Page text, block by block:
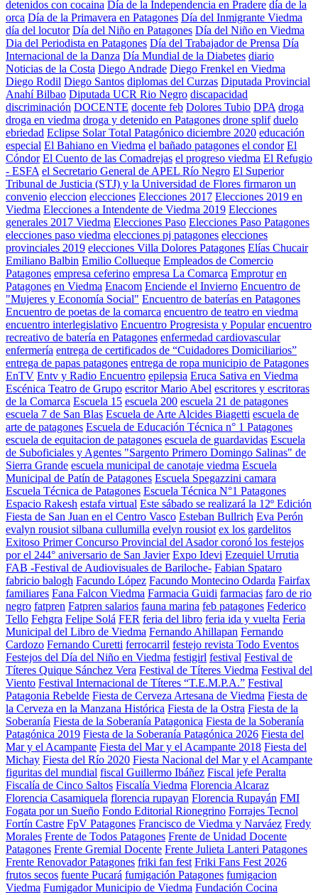
detenidos con cocaina Día de la Independencia en Pradere día de la
orca Día de la Primavera en Patagones Día del Inmigrante Viedma
día del locutor Día del Niño en Patagones Día del Niño en Viedma
Dia del Periodista en Patagones Día del Trabajador de Prensa Día
Internacional de la Danza Día Mundial de la Diabetes diario
Noticias de la Costa Diego Andrade Diego Frenkel en Viedma
Diego Rodil Diego Santos diplomas del Curzas Diputada Provincial
Anahí Bilbao Diputada UCR Rio Negro discapacidad
discriminación DOCENTE docente feb Dolores Tubio DPA droga
droga en viedma droga y detenido en Patagones drone splif duelo
ebriedad Eclipse Solar Total Patagónico diciembre 2020 educación
especial El Bahiano en Viedma el bañado patagones el condor El
Cóndor El Cuento de las Comadrejas el progreso viedma El Refugio
- ESFA el Secretario General de APEL Río Negro El Superior
Tribunal de Justicia (STJ) y la Universidad de Flores firmaron un
convenio eleccion elecciones Elecciones 2017 Elecciones 2019 en
Viedma Elecciones a Intendente de Viedma 2019 Elecciones
generales 2017 Viedma Elecciones Paso Elecciones Paso Patagones
elecciones paso viedma elecciones pj patagones elecciones
provinciales 2019 elecciones Villa Dolores Patagones Elías Chucair
Emiliano Balbin Emilio Collueque Empleados de Comercio
Patagones empresa ceferino empresa La Comarca Emprotur en
Patagones en Viedma Enacom Enciende el Invierno Encuentro de
"Mujeres y Economía Social" Encuentro de baterías en Patagones
Encuentro de poetas de la comarca encuentro de teatro en viedma
encuentro interlegislativo Encuentro Progresista y Popular encuentro
recreativo de batería en Patagones enfermedad cardiovascular
enfermería entrega de certificados de “Cuidadores Domiciliarios”
entrega de papas patagones entrega de ropa municipio de Patagones
EnTV Entv y Radio Encuentro epilepsia Eruca Sativa en Viedma
Escénica Teatro de Grupo escritor Mario Abel escritores y escritoras
de la Comarca Escuela 15 escuela 200 escuela 21 de patagones
escuela 7 de San Blas Escuela de Arte Alcides Biagetti escuela de
arte de patagones Escuela de Educación Técnica n° 1 Patagones
escuela de equitacion de patagones escuela de guardavidas Escuela
de Suboficiales y Agentes "Sargento Primero Domingo Salinas" de
Sierra Grande escuela municipal de canotaje viedma Escuela
Municipal de Patín de Patagones Escuela Spegazzini camara
Escuela Técnica de Patagones Escuela Técnica N°1 Patagones
Espacio Rakesh estafa virtual Este sábado se realizará la 12º Edición
Fiesta de San Juan en el Centro Vasco Esteban Bullrich Eva Perón
evalyn rousiot silbana cullumilla evelyn rousiot ex los gardelitos
Exitoso Primer Concurso Provincial del Asador coronó los festejos
por el 244° aniversario de San Javier Expo Idevi Ezequiel Urrutia
FAB -Festival de Audiovisuales de Bariloche- Fabian Spataro
fabricio balogh Facundo López Facundo Montecino Odarda Fairfax
familiares Fana Falcon Viedma Farmacia Guidi farmacias faro de rio
negro fatpren Fatpren salarios fauna marina feb patagones Federico
Tello Fehgra Felipe Solá FER feria del libro feria ida y vuelta Feria
Municipal del Libro de Viedma Fernando Ahillapan Fernando
Cardozo Fernando Curetti ferrocarril festejo revista Todo Eventos
Festejos del Día del Niño en Viedma festigirl festival Festival de
Títeres Quique Sánchez Vera Festival de Títeres Viedma Festival del
Viento Festival Internacional de Títeres “T.E.M.P.A.” Festival
Patagonia Rebelde Fiesta de Cerveza Artesana de Viedma Fiesta de
la Cerveza en la Manzana Histórica Fiesta de la Ostra Fiesta de la
Soberanía Fiesta de la Soberanía Patagonica Fiesta de la Soberanía
Patagónica 2019 Fiesta de la Soberanía Patagónica 2026 Fiesta del
Mar y el Acampante Fiesta del Mar y el Acampante 2018 Fiesta del
Michay Fiesta del Río 2020 Fiesta Nacional del Mar y el Acampante
figuritas del mundial fiscal Guillermo Ibáñez Fiscal jefe Peralta
Fiscalía de Cinco Saltos Fiscalía Viedma Florencia Alcaraz
Florencia Casamiquela florencia rupayan Florencia Rupayán FMI
Fogata por un Sueño Fondo Editorial Rionegrino Forrajes Tecnol
Fortín Castre FpV Patagones Francisco de Viedma y Narváez Fredy
Morales Frente de Todos Patagones Frente de Unidad Docente
Patagones Frente Gremial Docente Frente Julieta Lanteri Patagones
Frente Renovador Patagones friki fan fest Friki Fans Fest 2026
frutos secos fuente Pucará fumigación Patagones fumigacion
Viedma Fumigador Municipio de Viedma Fundación Cocina